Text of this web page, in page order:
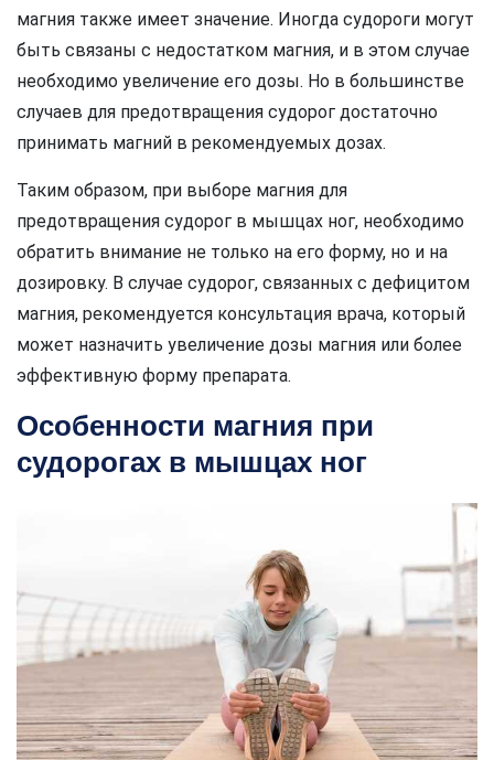
магния также имеет значение. Иногда судороги могут
быть связаны с недостатком магния, и в этом случае
необходимо увеличение его дозы. Но в большинстве
случаев для предотвращения судорог достаточно
принимать магний в рекомендуемых дозах.
Таким образом, при выборе магния для
предотвращения судорог в мышцах ног, необходимо
обратить внимание не только на его форму, но и на
дозировку. В случае судорог, связанных с дефицитом
магния, рекомендуется консультация врача, который
может назначить увеличение дозы магния или более
эффективную форму препарата.
Особенности магния при
судорогах в мышцах ног